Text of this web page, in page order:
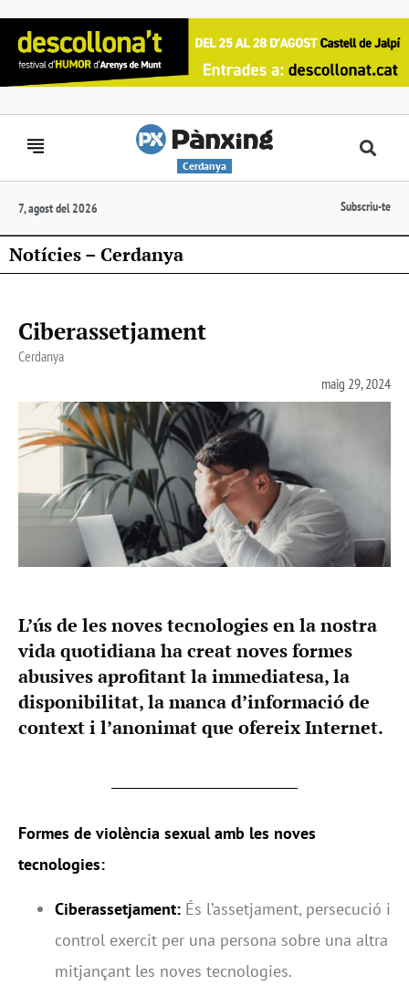
Cerdanya
7, agost del 2026 Subscriu-te
Notícies – Cerdanya
Ciberassetjament
Cerdanya
maig 29, 2024
L’ús de les noves tecnologies en la nostra
vida quotidiana ha creat noves formes
abusives aprofitant la immediatesa, la
disponibilitat, la manca d’informació de
context i l’anonimat que ofereix Internet.
Formes de violència sexual amb les noves
tecnologies:
Ciberassetjament: És l’assetjament, persecució i
control exercit per una persona sobre una altra
mitjançant les noves tecnologies.